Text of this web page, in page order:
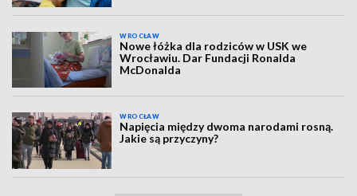
WROCŁAW
Nowe łóżka dla rodziców w USK we
Wrocławiu. Dar Fundacji Ronalda
McDonalda
WROCŁAW
Napięcia między dwoma narodami rosną.
Jakie są przyczyny?